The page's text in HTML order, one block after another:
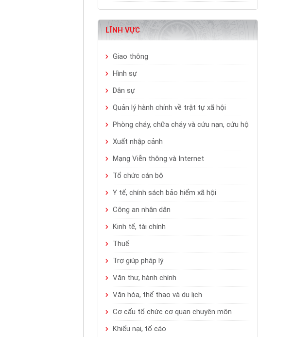
LĨNH VỰC
Giao thông
Hình sự
Dân sự
Quản lý hành chính về trật tự xã hội
Phòng cháy, chữa cháy và cứu nạn, cứu hộ
Xuất nhập cảnh
Mạng Viễn thông và Internet
Tổ chức cán bộ
Y tế, chính sách bảo hiểm xã hội
Công an nhân dân
Kinh tế, tài chính
Thuế
Trợ giúp pháp lý
Văn thư, hành chính
Văn hóa, thể thao và du lịch
Cơ cấu tổ chức cơ quan chuyên môn
Khiếu nại, tố cáo